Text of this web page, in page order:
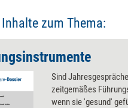
zum Thema:
Sind
zeitgemäßes
wenn sie 'gesund'